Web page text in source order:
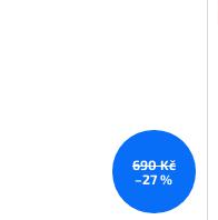
690 Kč
–27 %